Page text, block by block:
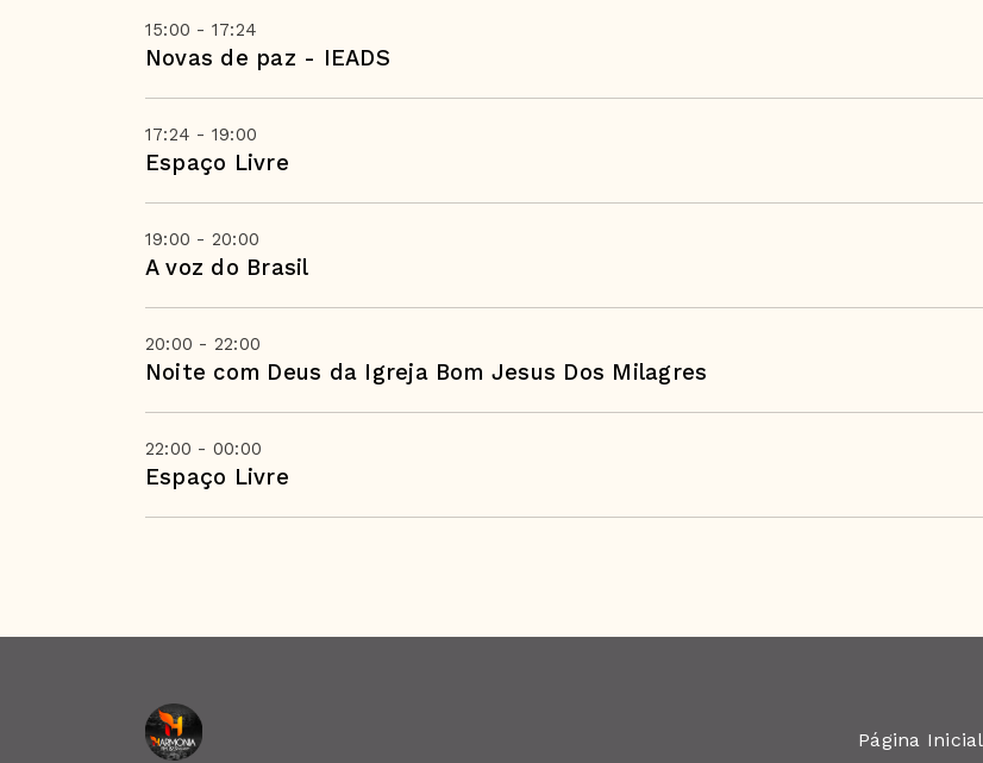
15:00 - 17:24
Novas de paz - IEADS
17:24 - 19:00
Espaço Livre
19:00 - 20:00
A voz do Brasil
20:00 - 22:00
Noite com Deus da Igreja Bom Jesus Dos Milagres
22:00 - 00:00
Espaço Livre
Página Inicial